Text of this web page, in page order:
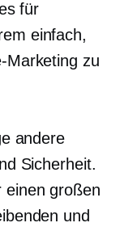
für
einfach,
Marketing zu
andere
Sicherheit.
einen großen
und